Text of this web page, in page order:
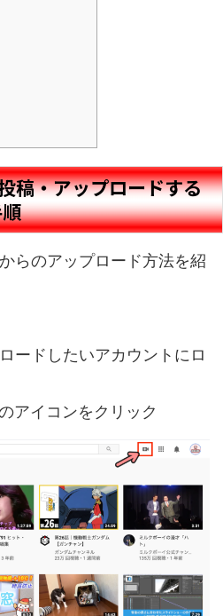
稿・アップロードする
順
らのアップロード方法を紹
ードしたいアカウントにロ
アイコンをクリック